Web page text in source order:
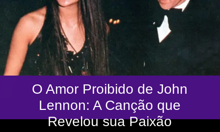
O Amor Proibido de John
Lennon: A Canção que
Revelou sua Paixão